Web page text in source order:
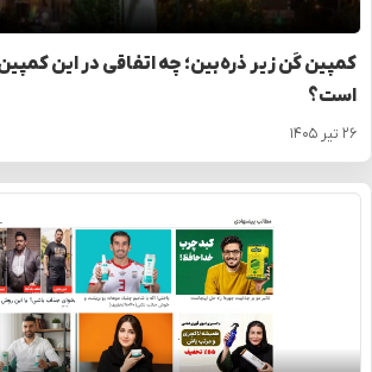
کمپین کَن زیر ذره‌بین؛ چه اتفاقی در این
است؟
۲۶ تیر ۱۴۰۵